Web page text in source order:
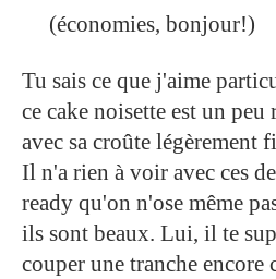
(économies, bonjour!)
Tu sais ce que j'aime
ce cake noisette est un
avec sa croûte légèrement
Il n'a rien à voir avec ces
ready qu'on n'ose même
ils sont beaux. Lui, il te
couper une tranche encore